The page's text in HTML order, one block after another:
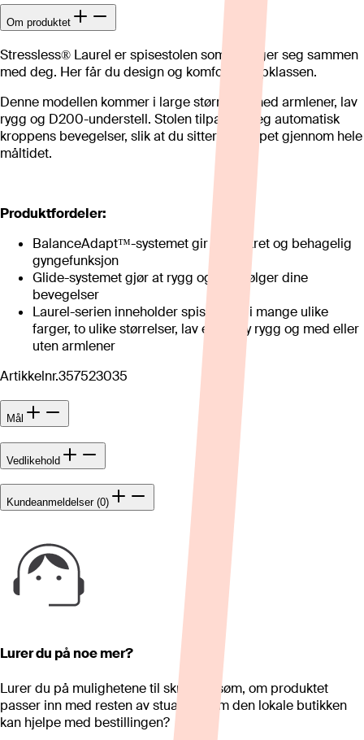
Om produktet
Stressless® Laurel er spisestolen som beveger seg sammen
med deg. Her får du design og komfort i toppklassen.
Denne modellen kommer i large størrelse, med armlener, lav
rygg og D200-understell. Stolen tilpasser seg automatisk
kroppens bevegelser, slik at du sitter avslappet gjennom hele
måltidet.
Produktfordeler:
BalanceAdapt™-systemet gir en diskret og behagelig
gyngefunksjon
Glide-systemet gjør at rygg og sete følger dine
bevegelser
Laurel-serien inneholder spisestoler i mange ulike
farger, to ulike størrelser, lav eller høy rygg og med eller
uten armlener
Artikkelnr.357523035
Mål
Vedlikehold
Kundeanmeldelser (0)
Lurer du på noe mer?
Lurer du på mulighetene til skreddersøm, om produktet
passer inn med resten av stua eller om den lokale butikken
kan hjelpe med bestillingen?